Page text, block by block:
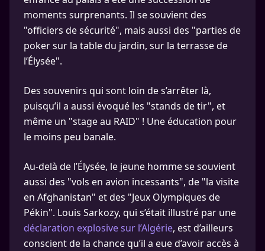
moments surprenants. Il se souvient des
"officiers de sécurité", mais aussi des "parties de
poker sur la table du jardin, sur la terrasse de
l’Élysée".
Des souvenirs qui sont loin de s’arrêter là,
puisqu’il a aussi évoqué les "stands de tir", et
même un "stage au RAID" ! Une éducation pour
le moins peu banale.
Au-delà de l’Élysée, le jeune homme se souvient
aussi des "vols en avion incessants", de "la visite
en Afghanistan" et des "Jeux Olympiques de
Pékin". Louis Sarkozy, qui s’était illustré par une
déclaration explosive sur l’Algérie, est d’ailleurs
conscient de la chance qu’il a eue d’avoir accès à